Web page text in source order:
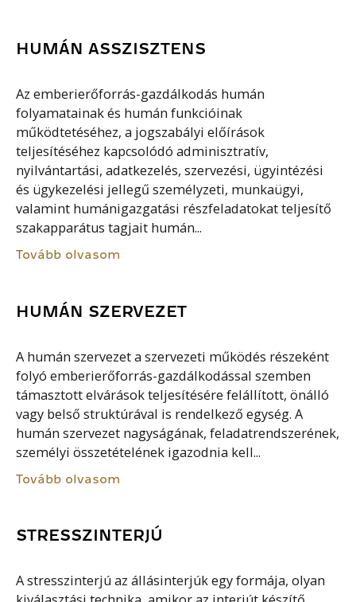
HUMÁN ASSZISZTENS
Az emberierőforrás-gazdálkodás humán
folyamatainak és humán funkcióinak
működtetéséhez, a jogszabályi előírások
teljesítéséhez kapcsolódó adminisztratív,
nyilvántartási, adatkezelés, szervezési, ügyintézési
és ügykezelési jellegű személyzeti, munkaügyi,
valamint humánigazgatási részfeladatokat teljesítő
szakapparátus tagjait humán...
Tovább olvasom
HUMÁN SZERVEZET
A humán szervezet a szervezeti működés részeként
folyó emberierőforrás-gazdálkodással szemben
támasztott elvárások teljesítésére felállított, önálló
vagy belső struktúrával is rendelkező egység. A
humán szervezet nagyságának, feladatrendszerének,
személyi összetételének igazodnia kell...
Tovább olvasom
STRESSZINTERJÚ
A stresszinterjú az állásinterjúk egy formája, olyan